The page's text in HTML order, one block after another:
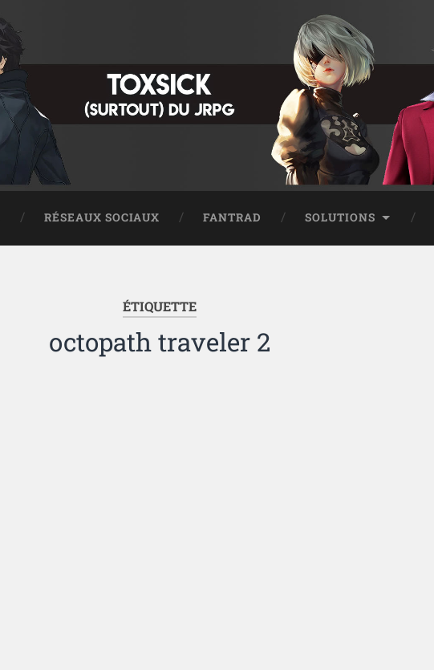
RÉSEAUX SOCIAUX FANTRAD SOLUTIONS
ÉTIQUETTE
octopath traveler 2